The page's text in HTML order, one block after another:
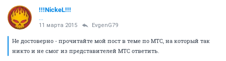
!!!NickeL!!!
11 марта 2015 EvgenG79
Не достоверно - прочитайте мой пост в теме по МТС, на который так
никто и не смог из представителей МТС ответить.